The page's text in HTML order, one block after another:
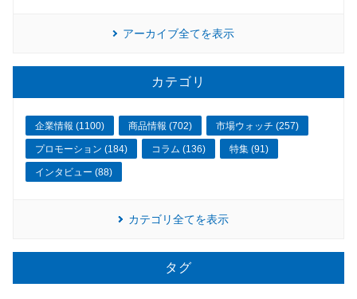
アーカイブ全てを表示
カテゴリ
企業情報 (1100) 商品情報 (702) 市場ウォッチ (257)
プロモーション (184) コラム (136) 特集 (91)
インタビュー (88)
カテゴリ全てを表示
タグ